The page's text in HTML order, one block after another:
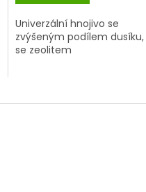
Univerzální hnojivo se
zvýšeným podílem dusíku,
se zeolitem